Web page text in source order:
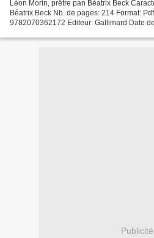
Léon Morin, prêtre pan Béatrix Beck
Béatrix Beck Nb. de pages: 214 Format:
9782070362172 Editeur: Gallimard Date
Publicité